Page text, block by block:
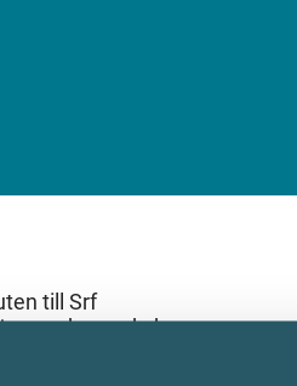
till Srf
som du har